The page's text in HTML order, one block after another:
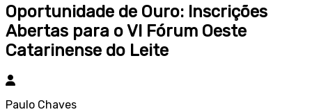
Oportunidade de Ouro: Inscrições
Abertas para o VI Fórum Oeste
Catarinense do Leite
Paulo Chaves